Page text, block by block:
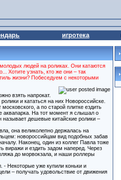
игротека
людей на роликах. Они катаются
Хотите узнать, кто же они – так
жизни? Побеседуем с некоторыми
взять напрокат.
и кататься на них Новороссийске.
а по старой плитке ездить
аквапарка. На тот момент я слышал о
называет дешевые китайские ролики –
она великолепно держалась на
новороссийцам вид подобных забав
Наконец, один из коллег Павла тоже
виражи и ездить задом наперед. Через
до морвокзала, и наши роллеры
- Некоторые уже купили коньки и
– получать удовольствие от движения